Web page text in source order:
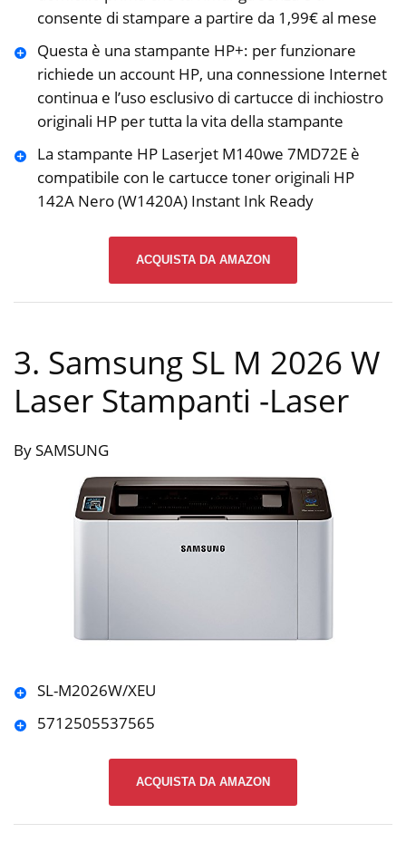
consente di stampare a partire da 1,99€ al mese
Questa è una stampante HP+: per funzionare
richiede un account HP, una connessione Internet
continua e l’uso esclusivo di cartucce di inchiostro
originali HP per tutta la vita della stampante
La stampante HP Laserjet M140we 7MD72E è
compatibile con le cartucce toner originali HP
142A Nero (W1420A) Instant Ink Ready
ACQUISTA DA AMAZON
3. Samsung SL M 2026 W
Laser Stampanti -Laser
By SAMSUNG
SL-M2026W/XEU
5712505537565
ACQUISTA DA AMAZON